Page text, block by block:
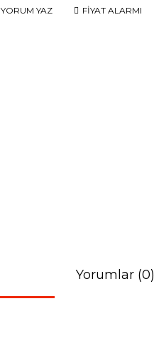
YORUM YAZ FİYAT ALARMI
Yorumlar (0)